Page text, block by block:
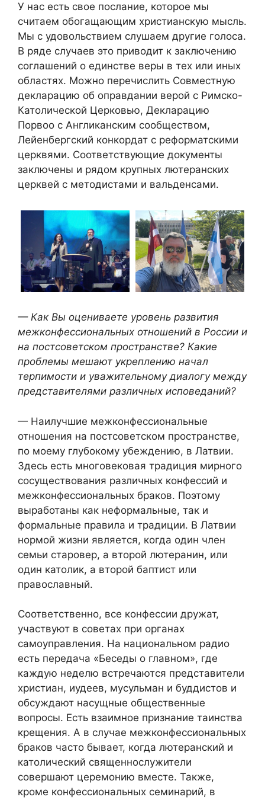
У нас есть свое послание, которое мы
считаем обогащающим христианскую мысль.
Мы с удовольствием слушаем другие голоса.
В ряде случаев это приводит к заключению
соглашений о единстве веры в тех или иных
областях. Можно перечислить Совместную
декларацию об оправдании верой с Римско-
Католической Церковью, Декларацию
Порвоо с Англиканским сообществом,
Лейенбергский конкордат с реформатскими
церквями. Соответствующие документы
заключены и рядом крупных лютеранских
церквей с методистами и вальденсами.
— Как Вы оцениваете уровень развития
межконфессиональных отношений в России и
на постсоветском пространстве? Какие
проблемы мешают укреплению начал
терпимости и уважительному диалогу между
представителями различных исповеданий?
— Наилучшие межконфессиональные
отношения на постсоветском пространстве,
по моему глубокому убеждению, в Латвии.
Здесь есть многовековая традиция мирного
сосуществования различных конфессий и
межконфессиональных браков. Поэтому
выработаны как неформальные, так и
формальные правила и традиции. В Латвии
нормой жизни является, когда один член
семьи старовер, а второй лютеранин, или
один католик, а второй баптист или
православный.
Соответственно, все конфессии дружат,
участвуют в советах при органах
самоуправления. На национальном радио
есть передача «Беседы о главном», где
каждую неделю встречаются представители
христиан, иудеев, мусульман и буддистов и
обсуждают насущные общественные
вопросы. Есть взаимное признание таинства
крещения. А в случае межконфессиональных
браков часто бывает, когда лютеранский и
католический священнослужители
совершают церемонию вместе. Также,
кроме конфессиональных семинарий, в